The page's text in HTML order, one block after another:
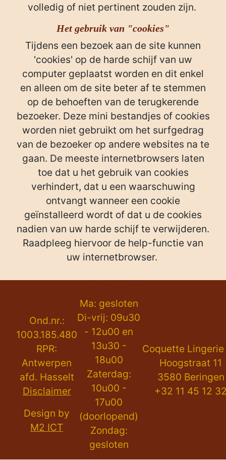
volledig of niet pertinent zouden zijn.
Het gebruik van "cookies"
Tijdens een bezoek aan de site kunnen
'cookies' op de harde schijf van uw
computer geplaatst worden en dit enkel
en alleen om de site beter af te stemmen
op de behoeften van de terugkerende
bezoeker. Deze mini bestandjes of cookies
worden niet gebruikt om het surfgedrag
van de bezoeker op andere websites na te
gaan. De meeste internetbrowsers laten
toe dat u het gebruik van cookies
verhindert, dat u een waarschuwing
ontvangt wanneer een cookie
geïnstalleerd wordt of dat u de cookies
nadien van uw harde schijf te verwijderen.
Raadpleeg hiervoor de help-functie van
uw internetbrowser.
Ond.nr.:
1003.185.480
RPR:
Antwerpen
afd. Hasselt
Disclaimer
Design by
M2 ICT
Ma: gesloten
Di-vrij: 09u30
- 12u00 en
13u30 -
18u00
Zaterdag:
10u00 -
17u00
(doorlopend)
Zondag:
gesloten
Coquette Lingerie
Hoogstraat 11
3580 Beringen
+32 11 45 12